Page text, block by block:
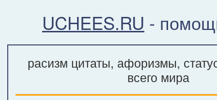
UCHEES.RU -
расизм цитаты, афоризмы,
всего мира